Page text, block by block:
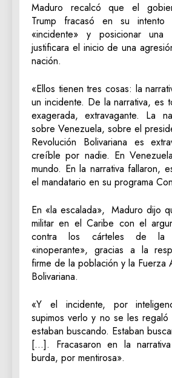
Maduro recalcó que el
Trump fracasó en su
«incidente» y posicionar una
justificara el inicio de una
nación.
«Ellos tienen tres cosas: la
un incidente. De la narrativa, es
exagerada, extravagante. La
sobre Venezuela, sobre el
Revolución Bolivariana es
creíble por nadie. En
mundo. En la narrativa fallaron,
el mandatario en su programa
En «la escalada», Maduro dijo
militar en el Caribe con el
contra los cárteles de la
«inoperante», gracias a la
firme de la población y la Fuerza
Bolivariana.
«Y el incidente, por
supimos verlo y no se les
estaban buscando. Estaban
[…]. Fracasaron en la
burda, por mentirosa».